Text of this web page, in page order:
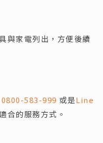
與家電列出，方便後續
0800-583-999 或是Line
合的服務方式。